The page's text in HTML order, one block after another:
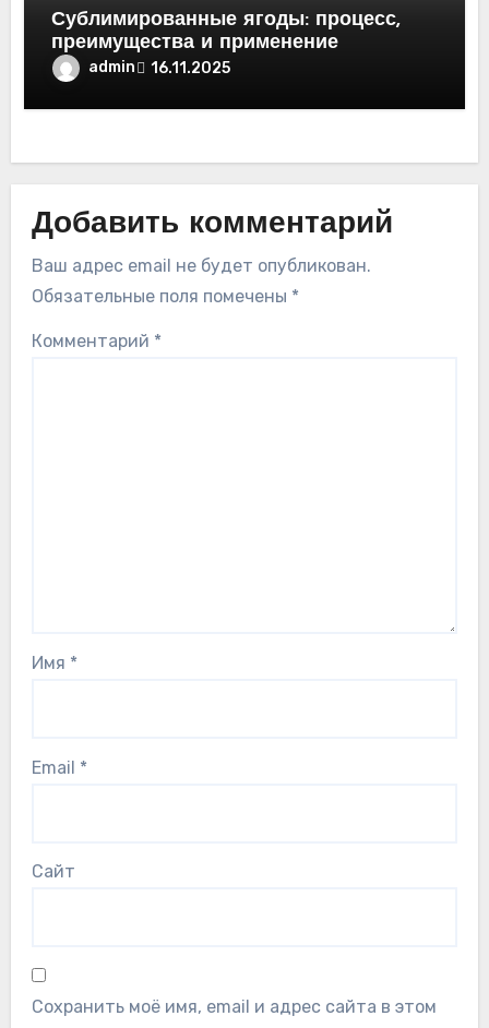
Сублимированные ягоды: процесс,
преимущества и применение
admin 16.11.2025
Добавить комментарий
Ваш адрес email не будет опубликован.
Обязательные поля помечены *
Комментарий *
Имя *
Email *
Сайт
Сохранить моё имя, email и адрес сайта в этом